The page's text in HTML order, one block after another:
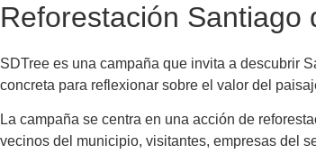
Reforestación Santiago
SDTree es una campaña que invita a descubrir
concreta para reflexionar sobre el valor del
La campaña se centra en una acción de
vecinos del municipio, visitantes, empresas del